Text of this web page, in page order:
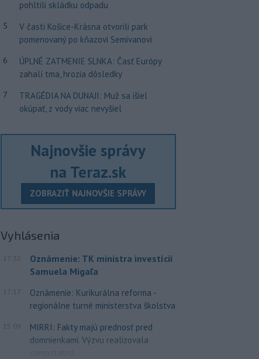
pohltili skládku odpadu
5
V časti Košice-Krásna otvorili park
pomenovaný po kňazovi Semivanovi
6
ÚPLNÉ ZATMENIE SLNKA: Časť Európy
zahalí tma, hrozia dôsledky
7
TRAGÉDIA NA DUNAJI: Muž sa išiel
okúpať, z vody viac nevyšiel
Najnovšie správy
na Teraz.sk
ZOBRAZIŤ NAJNOVŠIE SPRÁVY
Vyhlásenia
17:32
Oznámenie: TK ministra investícií
Samuela Migaľa
17:17
Oznámenie: Kurikurálna reforma -
regionálne turné ministerstva školstva
15:09
MIRRI: Fakty majú prednosť pred
domnienkami. Výzvu realizovala
samostatná...